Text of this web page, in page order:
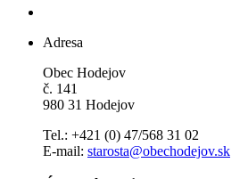
Adresa
Obec Hodejov
č. 141
980 31 Hodejov
Tel.: +421 (0) 47/568 31 02
E-mail: starosta@obechodejov.sk